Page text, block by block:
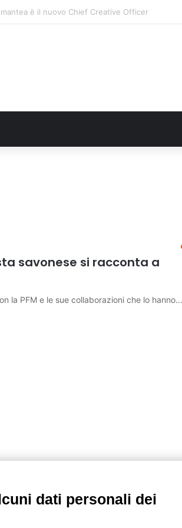
weekend di agosto apre il cuore dell’estate
savonese si racconta a
la PFM e le sue collaborazioni che lo hanno…
dati personali dei